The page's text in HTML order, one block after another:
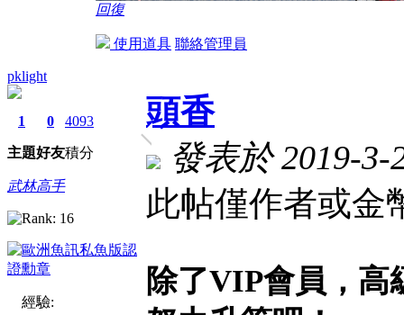
回復
使用道具 聯絡管理員
pklight
1
主題
0
好友
4093
積分
武林高手
經驗:
頭香
發表於 2019-3-
此帖僅作者或金
除了VIP會員，高